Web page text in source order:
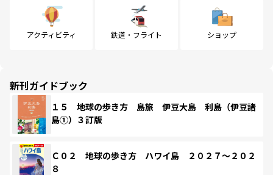
アクティビティ 鉄道・フライト ショップ
新刊ガイドブック
１５ 地球の歩き方 島旅 伊豆大島 利島（伊豆諸
島①）３訂版
Ｃ０２ 地球の歩き方 ハワイ島 ２０２７～２０２
８